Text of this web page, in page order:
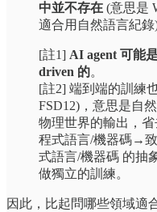
中並不存在 (意思是
適合用自然語言紀
[註1] AI agent 可能
driven 的。
[註2] 端到端的訓練
FSD12)，意思是自
物理世界的輸出，
程式語言/機器碼→
式語言/機器碼 的抽
做獨立的訓練。
因此，比起問哪些領域適